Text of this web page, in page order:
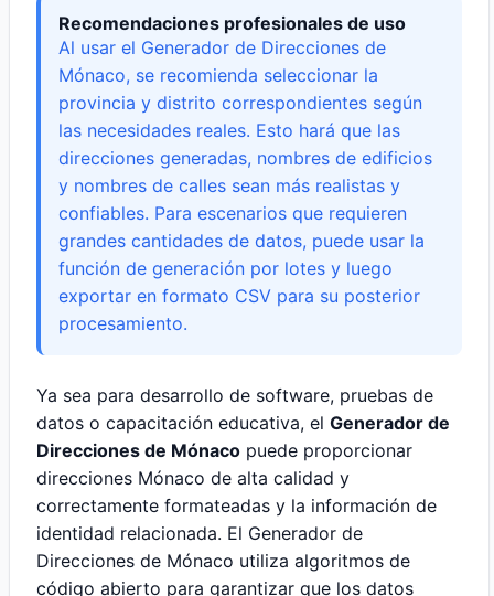
Recomendaciones profesionales de uso
Al usar el Generador de Direcciones de
Mónaco, se recomienda seleccionar la
provincia y distrito correspondientes según
las necesidades reales. Esto hará que las
direcciones generadas, nombres de edificios
y nombres de calles sean más realistas y
confiables. Para escenarios que requieren
grandes cantidades de datos, puede usar la
función de generación por lotes y luego
exportar en formato CSV para su posterior
procesamiento.
Ya sea para desarrollo de software, pruebas de
datos o capacitación educativa, el Generador de
Direcciones de Mónaco puede proporcionar
direcciones Mónaco de alta calidad y
correctamente formateadas y la información de
identidad relacionada. El Generador de
Direcciones de Mónaco utiliza algoritmos de
código abierto para garantizar que los datos